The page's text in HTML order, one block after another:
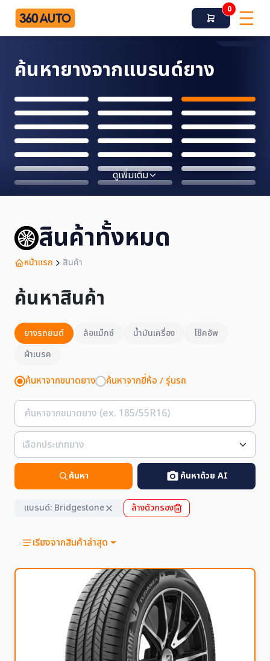
0
ค้นหายางจากแบรนด์ยาง
ดูเพิ่มเติม
สินค้าทั้งหมด
หน้าแรก สินค้า
ค้นหาสินค้า
ยางรถยนต์ ล้อแม็กซ์ น้ำมันเครื่อง
โช๊คอัพ
ผ้าเบรค
ค้นหาจากขนาดยาง ค้นหาจากยี่ห้อ / รุ่นรถ
ค้นหา ค้นหาด้วย AI
แบรนด์: Bridgestone ล้างตัวกรอง
เรียงจากสินค้าล่าสุด